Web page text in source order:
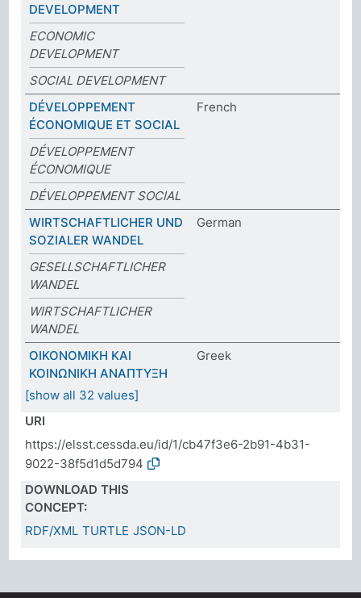
DEVELOPMENT
ECONOMIC
DEVELOPMENT
SOCIAL DEVELOPMENT
DÉVELOPPEMENT
ÉCONOMIQUE ET SOCIAL
French
DÉVELOPPEMENT
ÉCONOMIQUE
DÉVELOPPEMENT SOCIAL
WIRTSCHAFTLICHER UND
SOZIALER WANDEL
German
GESELLSCHAFTLICHER
WANDEL
WIRTSCHAFTLICHER
WANDEL
ΟΙΚΟΝΟΜΙΚΗ ΚΑΙ
ΚΟΙΝΩΝΙΚΗ ΑΝΑΠΤΥΞΗ
Greek
[show all 32 values]
URI
https://elsst.cessda.eu/id/1/cb47f3e6-2b91-4b31-
9022-38f5d1d5d794
DOWNLOAD THIS
CONCEPT:
RDF/XML TURTLE JSON-LD